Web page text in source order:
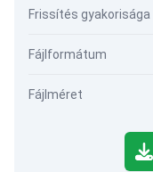
Frissítés gyakorisága
Fájlformátum
Fájlméret